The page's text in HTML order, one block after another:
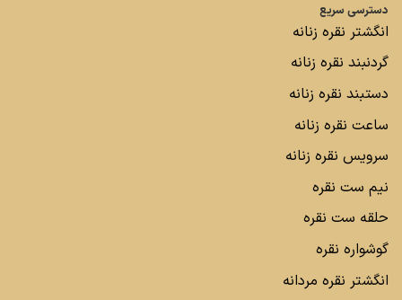
دسترسی سریع
انگشتر نقره زنانه
گردنبند نقره زنانه
دستبند نقره زنانه
ساعت نقره زنانه
سرویس نقره زنانه
نیم ست نقره
حلقه ست نقره
گوشواره نقره
انگشتر نقره مردانه